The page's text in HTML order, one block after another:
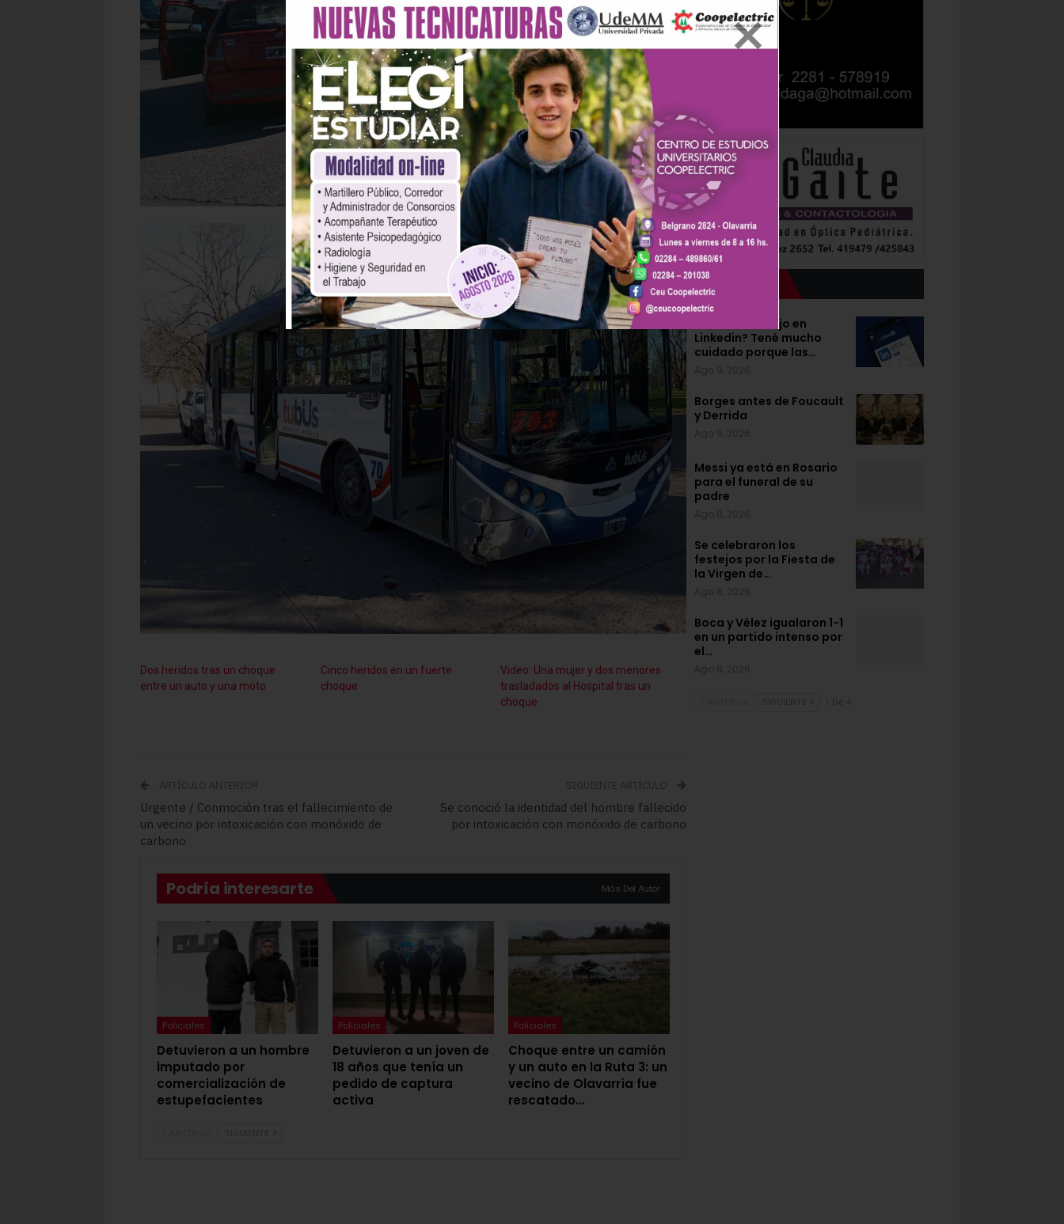
Dos heridos tras un choque
entre un auto y una moto
Cinco heridos en un fuerte
choque
Video: Una mujer y dos menores
trasladados al Hospital tras un
choque
ARTÍCULO ANTERIOR
Urgente / Conmoción tras el fallecimiento de
un vecino por intoxicación con monóxido de
carbono
SIGUIENTE ARTÍCULO
Se conoció la identidad del hombre fallecido
por intoxicación con monóxido de carbono
Podría interesarte Más Del Autor
Policiales
Detuvieron a un hombre
imputado por
comercialización de
estupefacientes
Policiales
Detuvieron a un joven de
18 años que tenía un
pedido de captura
activa
Policiales
Choque entre un camión
y un auto en la Ruta 3: un
vecino de Olavarría fue
rescatado…
Lo último
¿Buscás trabajo en
Linkedin? Tené mucho
cuidado porque las…
Borges antes de Foucault
y Derrida
Messi ya está en Rosario
para el funeral de su
padre
Se celebraron los
festejos por la Fiesta de
la Virgen de…
Boca y Vélez igualaron 1-1
en un partido intenso por
el…